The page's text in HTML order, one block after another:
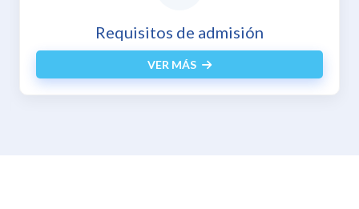
Inscripciones en línea
VER MÁS